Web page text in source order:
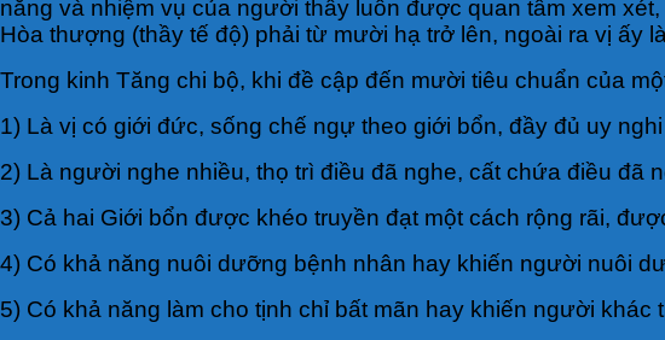
năng và nhiệm vụ của người thầy luôn được quan tâm xem
Hòa thượng (thầy tế độ) phải từ mười hạ trở lên, ngoài ra vị ấy
Trong kinh Tăng chi bộ, khi đề cập đến mười tiêu chuẩn của
1) Là vị có giới đức, sống chế ngự theo giới bổn, đầy đủ uy
2) Là người nghe nhiều, thọ trì điều đã nghe, cất chứa điều đã
3) Cả hai Giới bổn được khéo truyền đạt một cách rộng rãi,
4) Có khả năng nuôi dưỡng bệnh nhân hay khiến người nuôi
5) Có khả năng làm cho tịnh chỉ bất mãn hay khiến người khác